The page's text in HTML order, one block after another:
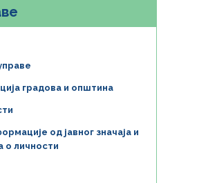
градова и општина
од јавног значаја и
о личности